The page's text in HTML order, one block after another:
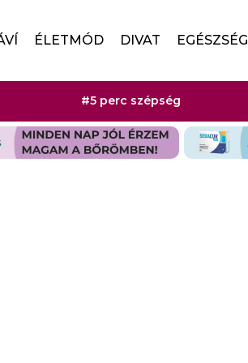
ÉLETMÓD DIVAT EGÉSZSÉG
#5 perc szépség